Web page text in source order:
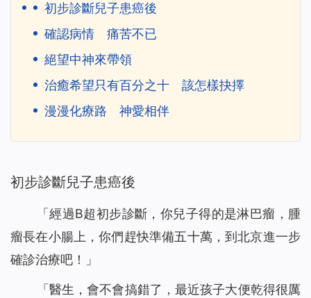
初步診斷兒子患癌後
確認病情 痛苦不已
絕望中神來帶領
治癒希望只有百分之十 該怎樣抉擇
漫漫化療路 神愛相伴
初步診斷兒子患癌後
「經過B超初步診斷，你兒子得的是淋巴瘤，腫
瘤長在小腸上，你們趕快準備五十萬，到北京進一步
確診治療吧！」
「醫生，會不會搞錯了，最近孩子大便乾得很厲